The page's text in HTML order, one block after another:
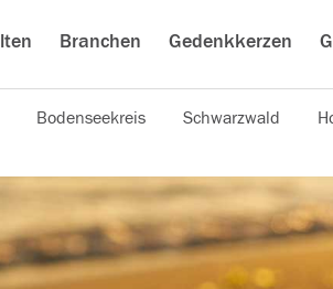
Branchen Gedenkkerzen
Bodenseekreis Schwarzwald